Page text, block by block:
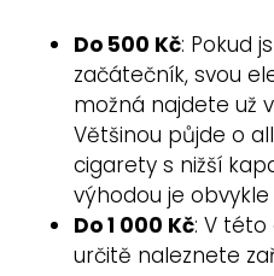
Do 500 Kč: Pokud
začátečník, svou
možná najdete už
Většinou půjde o
cigarety s nižší
výhodou je
Do 1 000 Kč: V této
určitě naleznete